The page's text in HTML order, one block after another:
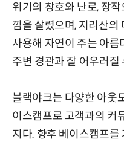
위기의 창호와 난로, 장
낌을 살렸으며, 지리산
사용해 자연이 주는 아
주변 경관과 잘 어우러질
블랙야크는 다양한 아웃
이스캠프로 고객과의 커
지다. 향후 베이스캠프